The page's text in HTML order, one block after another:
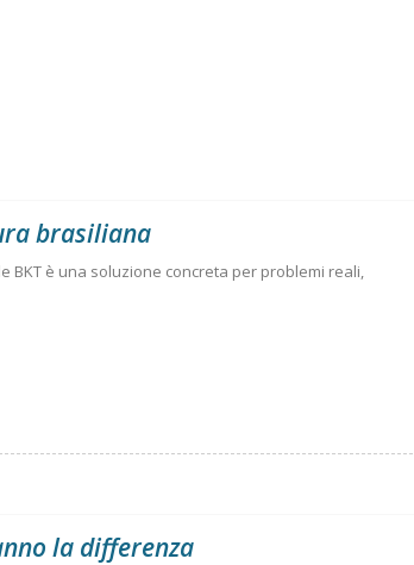
brasiliana
BKT è una soluzione concreta per problemi reali,
la differenza